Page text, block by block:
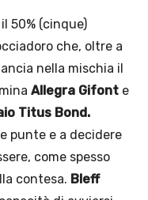
50% (cinque)
che, oltre a
nella mischia il
Allegra Gifont e
Titus Bond.
punte e a decidere
come spesso
contesa. Bleff